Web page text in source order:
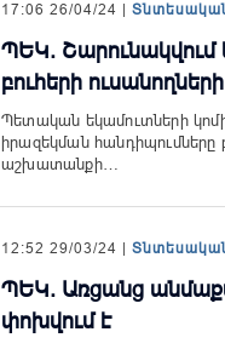
17:06 26/04/24 |
ՊԵԿ. Շարունակվում
բուհերի
Պետական եկամուտների
իրազեկման հանդիպումները
աշխատանքի…
12:52 29/03/24 |
ՊԵԿ. Առցանց
փոխվում է